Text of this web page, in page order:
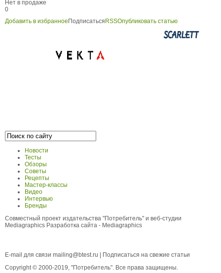
Нет в продаже
0
Добавить в избранное Подписаться RSSОпубликовать статью
Новости
Тесты
Обзоры
Советы
Рецепты
Мастер-классы
Видео
Интервью
Бренды
Совместный проект издательства "Потребитель" и веб-студии
Mediagraphics Разработка сайта - Mediagraphics
E-mail для связи mailing@btest.ru
Подписаться на свежие статьи
Copyright © 2000-2019, "Потребитель". Все права защищены.